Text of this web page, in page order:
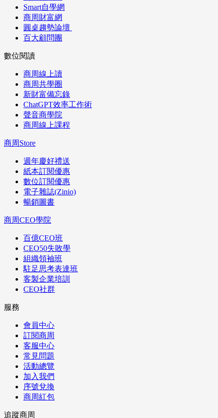
Smart自學網
商周財富網
圓桌趨勢論壇
百大顧問團
數位閱讀
商周線上讀
商周共學圈
新財富備忘錄
ChatGPT效率工作術
聲音商學院
商周線上課程
商周Store
週年慶好禮送
紙本訂閱優惠
數位訂閱優惠
電子雜誌(Zinio)
暢銷圖書
商周CEO學院
百億CEO班
CEO50失敗學
組織領袖班
駐足思考表達班
客製企業培訓
CEO社群
服務
會員中心
訂閱商周
客服中心
常見問題
活動總覽
加入我們
序號兌換
商周紅包
追蹤商周